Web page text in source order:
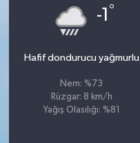
-1 °
Hafif dondurucu yağmurlu
Nem: %73
Rüzgar: 8 km/h
Yağış Olasılığı: %81